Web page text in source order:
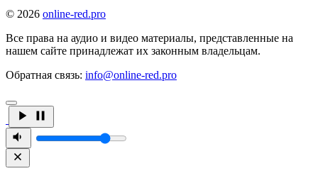
© 2026 online-red.pro
Все права на аудио и видео материалы, представленные на
нашем сайте принадлежат их законным владельцам.
Обратная связь: info@online-red.pro